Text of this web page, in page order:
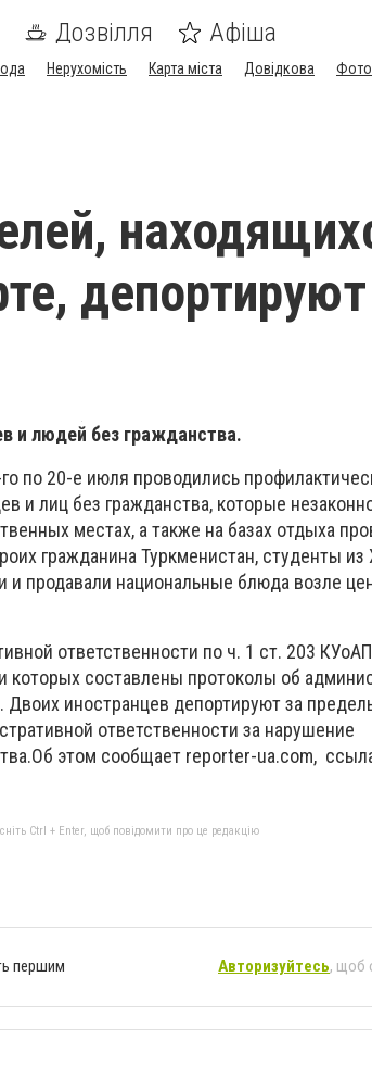
Дозвілля Афіша
Нерухомість Карта міста Довідкова
и людей без гражданства.
по 20-е июля проводились
и лиц без гражданства, которые
местах, а также на базах отдыха
гражданина Туркменистан, студенты из
продавали национальные блюда возле
ответственности по ч. 1 ст. 203
которых составлены протоколы об
иностранцев депортируют за
ответственности за нарушение
этом сообщает reporter-ua.com,
Ctrl + Enter, щоб повідомити про це редакцію
першим Авторизуйтесь, щоб